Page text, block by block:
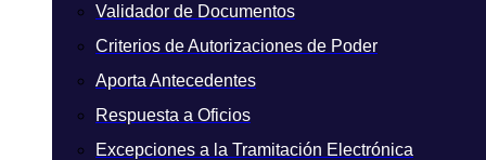
Validador de Documentos
Criterios de Autorizaciones de Poder
Aporta Antecedentes
Respuesta a Oficios
Excepciones a la Tramitación Electrónica